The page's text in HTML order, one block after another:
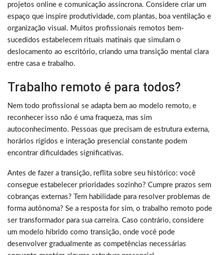
projetos online e comunicação assíncrona. Considere criar um
espaço que inspire produtividade, com plantas, boa ventilação e
organização visual. Muitos profissionais remotos bem-
sucedidos estabelecem rituais matinais que simulam o
deslocamento ao escritório, criando uma transição mental clara
entre casa e trabalho.
Trabalho remoto é para todos?
Nem todo profissional se adapta bem ao modelo remoto, e
reconhecer isso não é uma fraqueza, mas sim
autoconhecimento. Pessoas que precisam de estrutura externa,
horários rígidos e interação presencial constante podem
encontrar dificuldades significativas.
Antes de fazer a transição, reflita sobre seu histórico: você
consegue estabelecer prioridades sozinho? Cumpre prazos sem
cobranças externas? Tem habilidade para resolver problemas de
forma autônoma? Se a resposta for sim, o trabalho remoto pode
ser transformador para sua carreira. Caso contrário, considere
um modelo híbrido como transição, onde você pode
desenvolver gradualmente as competências necessárias